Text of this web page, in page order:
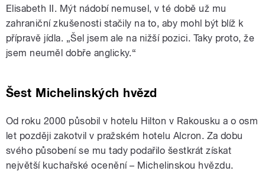
Elisabeth II. Mýt nádobí nemusel, v té době už mu
zahraniční zkušenosti stačily na to, aby mohl být blíž k
přípravě jídla. „Šel jsem ale na nižší pozici. Taky proto, že
jsem neuměl dobře anglicky.“
Šest Michelinských hvězd
Od roku 2000 působil v hotelu Hilton v Rakousku a o osm
let později zakotvil v pražském hotelu Alcron. Za dobu
svého působení se mu tady podařilo šestkrát získat
největší kuchařské ocenění – Michelinskou hvězdu.